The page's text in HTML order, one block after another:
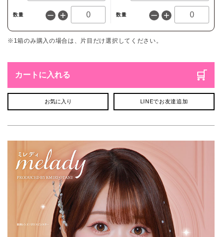
数量 数量
※1箱のみ購入の場合は、片目だけ選択してください。
カートに入れる
お気に入り LINEでお友達追加